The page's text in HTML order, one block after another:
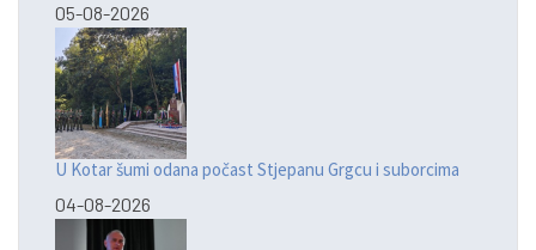
05-08-2026
U Kotar šumi odana počast Stjepanu Grgcu i suborcima
04-08-2026